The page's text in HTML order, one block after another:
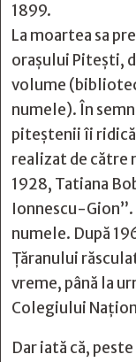
1899.
La moartea sa
orașului Pitești,
volume
numele). În
piteștenii îi ridică
realizat de către
1928, Tatiana
Ionnescu-
numele. După
Ţăranului
vreme, până la
Colegiului
Dar iată că,